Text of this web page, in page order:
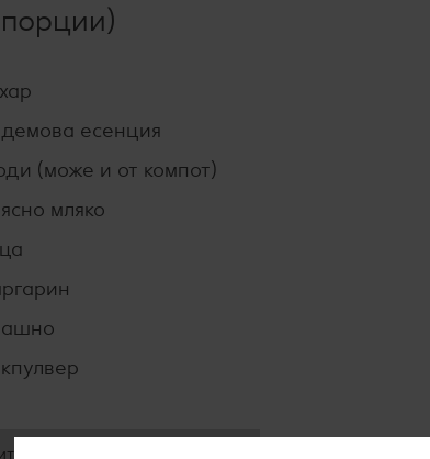
есенция
(може и от компот)
мляко
към списъка за пазаруване